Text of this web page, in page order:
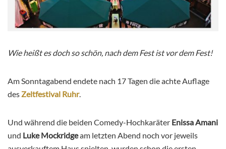
Wie heißt es doch so schön, nach dem Fest ist vor dem Fest!
Am Sonntagabend endete nach 17 Tagen die achte Auflage
des Zeltfestival Ruhr.
Und während die beiden Comedy-Hochkaräter Enissa Amani
und Luke Mockridgeam letzten Abend noch vor jeweils